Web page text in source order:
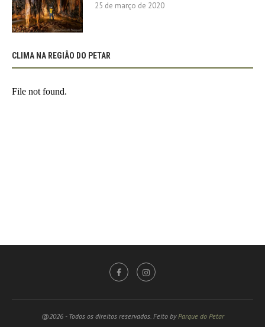
25 de março de 2020
CLIMA NA REGIÃO DO PETAR
@2026 - Todos os direitos reservados. Feito byParque do Petar